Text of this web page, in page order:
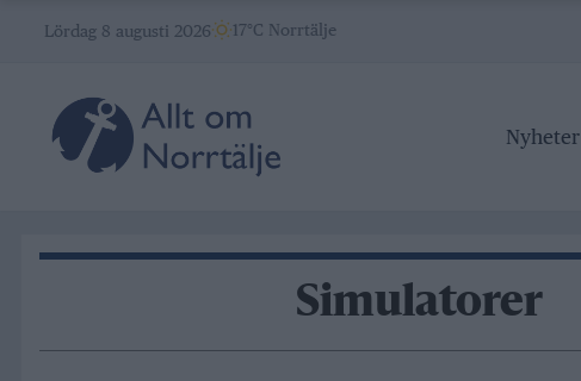
Lördag 8 augusti 2026 17°C Norrtälje
Nyheter
Simulatorer